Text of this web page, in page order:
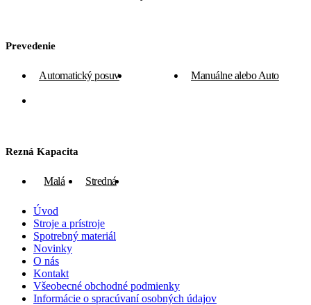
Prevedenie
Automatický posuv Manuálne Manuálne alebo Auto
Rezná Kapacita
Malá Stredná
Úvod
Stroje a prístroje
Spotrebný materiál
Novinky
O nás
Kontakt
Všeobecné obchodné podmienky
Informácie o spracúvaní osobných údajov